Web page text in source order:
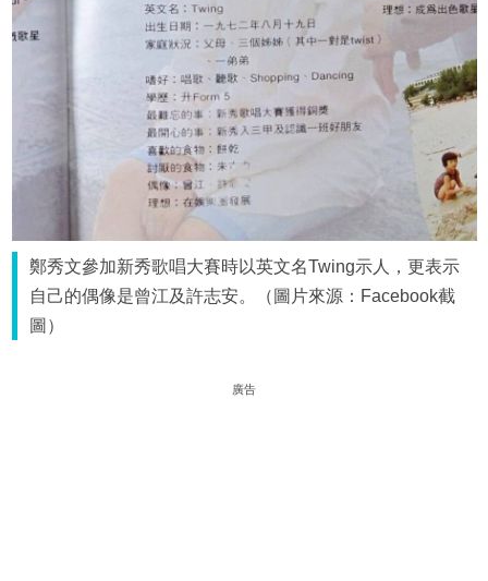
鄭秀文參加新秀歌唱大賽時以英文名Twing示人，更表示
自己的偶像是曾江及許志安。（圖片來源：Facebook截
圖）
廣告